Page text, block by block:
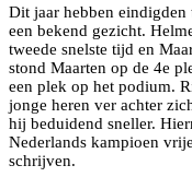
Dit jaar hebben
een bekend gezicht.
tweede snelste tijd en
stond Maarten op de 4e
een plek op het podium.
jonge heren ver achter
hij beduidend sneller.
Nederlands kampioen
schrijven.